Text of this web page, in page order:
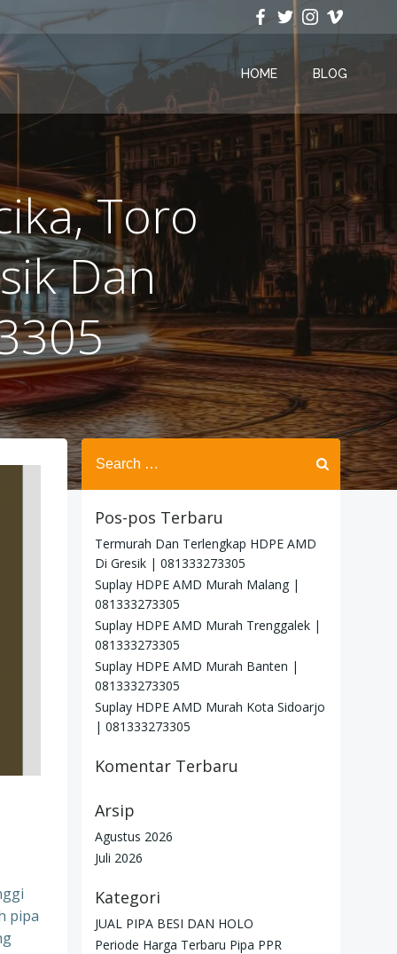
HOME BLOG
Toro
Dan
pipa
Search
for:
Pos-pos Terbaru
Termurah Dan Terlengkap HDPE AMD
Di Gresik | 081333273305
Suplay HDPE AMD Murah Malang |
081333273305
Suplay HDPE AMD Murah Trenggalek |
081333273305
Suplay HDPE AMD Murah Banten |
081333273305
Suplay HDPE AMD Murah Kota Sidoarjo
| 081333273305
Komentar Terbaru
Arsip
Agustus 2026
Juli 2026
Kategori
JUAL PIPA BESI DAN HOLO
Periode Harga Terbaru Pipa PPR